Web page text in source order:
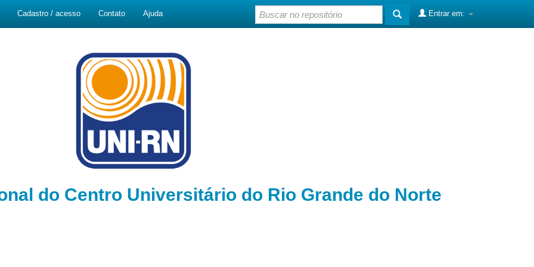
Cadastro / acesso Contato Ajuda Entrar em:
do Centro Universitário do Rio Grande do Norte